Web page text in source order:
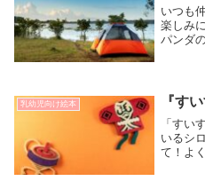
いつも
楽しみ
パンダ
と今度
い・・
出かけ
乳幼児向け絵本 『す
「すい
いるシ
て！よ